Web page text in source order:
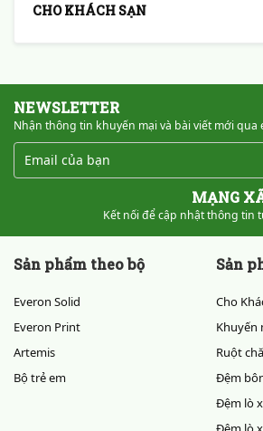
CHO KHÁCH SẠN
NEWSLETTER
Nhận thông tin khuyến mại và bài viết mới qua
MẠNG
Kết nối để cập nhật thông tin
Sản phẩm theo bộ
Everon Solid
Everon Print
Artemis
Bộ trẻ em
Sản
Cho
Khuyến
Ruột
Đệm
Đệm lò